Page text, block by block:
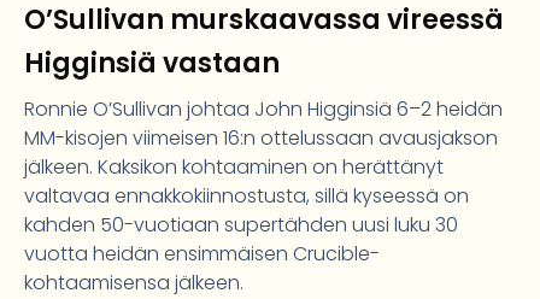
O’Sullivan murskaavassa vireessä
Higginsiä vastaan
Ronnie O’Sullivan johtaa John Higginsiä 6–2 heidän
MM-kisojen viimeisen 16:n ottelussaan avausjakson
jälkeen. Kaksikon kohtaaminen on herättänyt
valtavaa ennakkokiinnostusta, sillä kyseessä on
kahden 50-vuotiaan supertähden uusi luku 30
vuotta heidän ensimmäisen Crucible-
kohtaamisensa jälkeen.